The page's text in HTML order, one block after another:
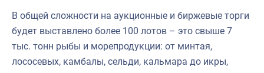
В общей сложности на аукционные и биржевые торги
будет выставлено более 100 лотов – это свыше 7
тыс. тонн рыбы и морепродукции: от минтая,
лососевых, камбалы, сельди, кальмара до икры,